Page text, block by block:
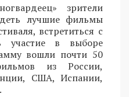
зрители
лучшие фильмы
встретиться с
участие в выборе
вошли почти 50
из России,
США, Испании,